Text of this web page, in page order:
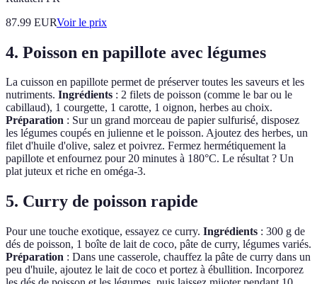
87.99 EURVoir le prix
4. Poisson en papillote avec légumes
La cuisson en papillote permet de préserver toutes les saveurs et les
nutriments. Ingrédients : 2 filets de poisson (comme le bar ou le
cabillaud), 1 courgette, 1 carotte, 1 oignon, herbes au choix.
Préparation : Sur un grand morceau de papier sulfurisé, disposez
les légumes coupés en julienne et le poisson. Ajoutez des herbes, un
filet d'huile d'olive, salez et poivrez. Fermez hermétiquement la
papillote et enfournez pour 20 minutes à 180°C. Le résultat ? Un
plat juteux et riche en oméga-3.
5. Curry de poisson rapide
Pour une touche exotique, essayez ce curry. Ingrédients : 300 g de
dés de poisson, 1 boîte de lait de coco, pâte de curry, légumes variés.
Préparation : Dans une casserole, chauffez la pâte de curry dans un
peu d'huile, ajoutez le lait de coco et portez à ébullition. Incorporez